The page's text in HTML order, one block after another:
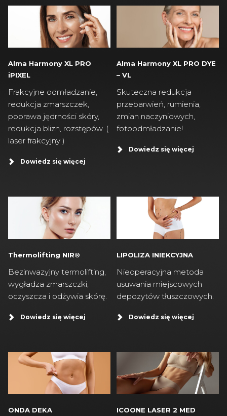
Alma Harmony XL PRO
iPIXEL
Frakcyjne odmładzanie,
redukcja zmarszczek,
poprawa jędrności skóry,
redukcja blizn, rozstępów. (
laser frakcyjny )
Dowiedz się więcej
Alma Harmony XL PRO DYE
– VL
Skuteczna redukcja
przebarwień, rumienia,
zmian naczyniowych,
fotoodmładzanie!
Dowiedz się więcej
Thermolifting NIR®
Bezinwazyjny termolifting,
wygładza zmarszczki,
oczyszcza i odżywia skórę.
Dowiedz się więcej
LIPOLIZA INIEKCYJNA
Nieoperacyjna metoda
usuwania miejscowych
depozytów tłuszczowych.
Dowiedz się więcej
ONDA DEKA ICOONE LASER 2 MED